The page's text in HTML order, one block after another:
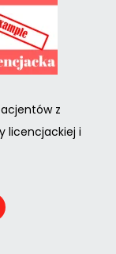
z
licencjackiej i